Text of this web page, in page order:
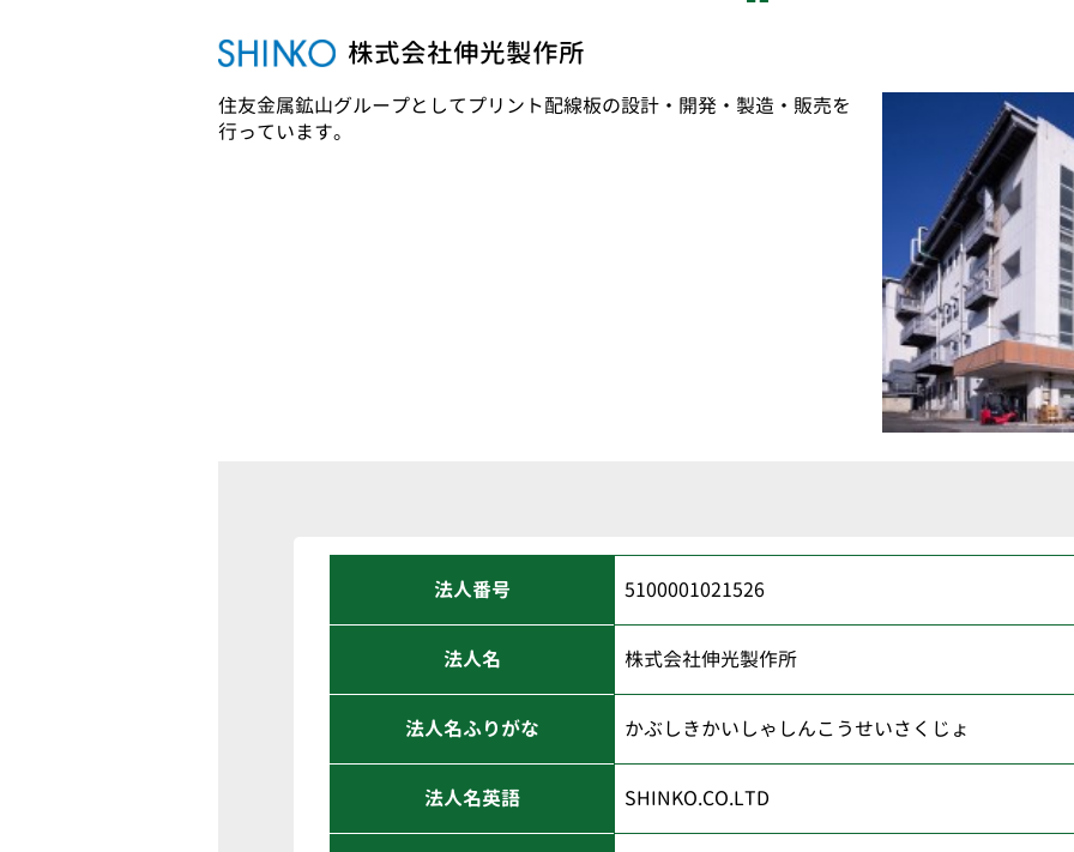
株式会社伸光製作所
住友金属鉱山グループとしてプリント配線板の設計・開発・製造・販売を
行っています。
法人番号 5100001021526
法人名 株式会社伸光製作所
法人名ふりがな かぶしきかいしゃしんこうせいさくじょ
法人名英語 SHINKO.CO.LTD